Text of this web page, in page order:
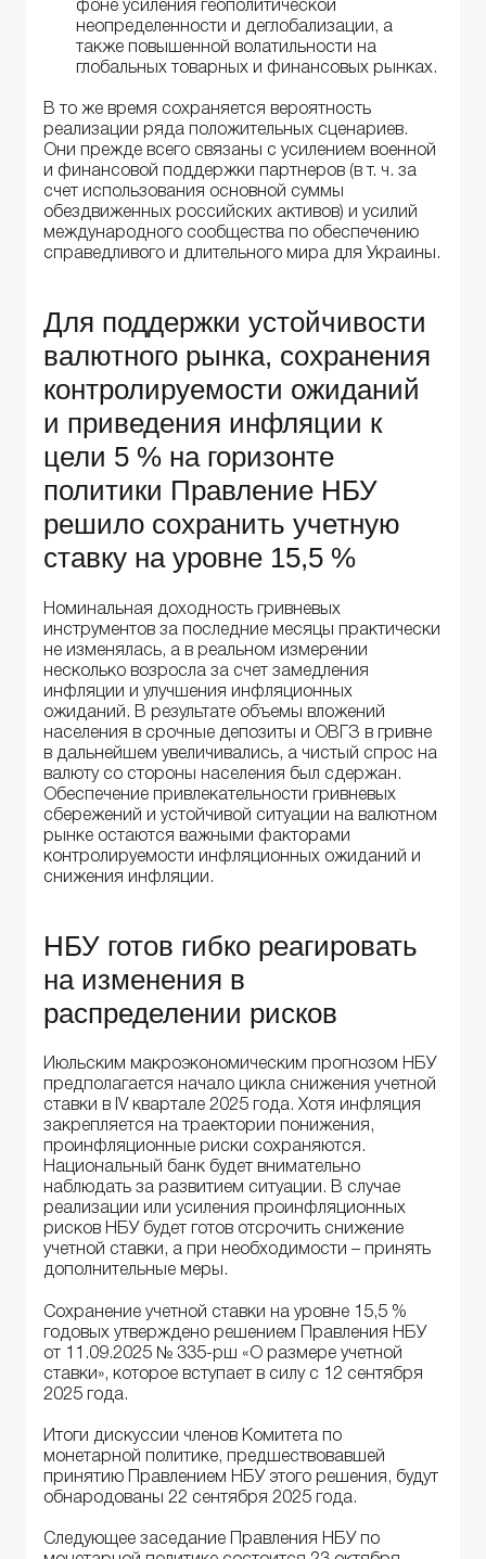
фоне усиления геополитической
неопределенности и деглобализации, а
также повышенной волатильности на
глобальных товарных и финансовых рынках.
В то же время сохраняется вероятность
реализации ряда положительных сценариев.
Они прежде всего связаны с усилением военной
и финансовой поддержки партнеров (в т. ч. за
счет использования основной суммы
обездвиженных российских активов) и усилий
международного сообщества по обеспечению
справедливого и длительного мира для Украины.
Для поддержки устойчивости
валютного рынка, сохранения
контролируемости ожиданий
и приведения инфляции к
цели 5 % на горизонте
политики Правление НБУ
решило сохранить учетную
ставку на уровне 15,5 %
Номинальная доходность гривневых
инструментов за последние месяцы практически
не изменялась, а в реальном измерении
несколько возросла за счет замедления
инфляции и улучшения инфляционных
ожиданий. В результате объемы вложений
населения в срочные депозиты и ОВГЗ в гривне
в дальнейшем увеличивались, а чистый спрос на
валюту со стороны населения был сдержан.
Обеспечение привлекательности гривневых
сбережений и устойчивой ситуации на валютном
рынке остаются важными факторами
контролируемости инфляционных ожиданий и
снижения инфляции.
НБУ готов гибко реагировать
на изменения в
распределении рисков
Июльским макроэкономическим прогнозом НБУ
предполагается начало цикла снижения учетной
ставки в IV квартале 2025 года. Хотя инфляция
закрепляется на траектории понижения,
проинфляционные риски сохраняются.
Национальный банк будет внимательно
наблюдать за развитием ситуации. В случае
реализации или усиления проинфляционных
рисков НБУ будет готов отсрочить снижение
учетной ставки, а при необходимости – принять
дополнительные меры.
Сохранение учетной ставки на уровне 15,5 %
годовых утверждено решением Правления НБУ
от 11.09.2025 № 335-рш «О размере учетной
ставки», которое вступает в силу с 12 сентября
2025 года.
Итоги дискуссии членов Комитета по
монетарной политике, предшествовавшей
принятию Правлением НБУ этого решения, будут
обнародованы 22 сентября 2025 года.
Следующее заседание Правления НБУ по